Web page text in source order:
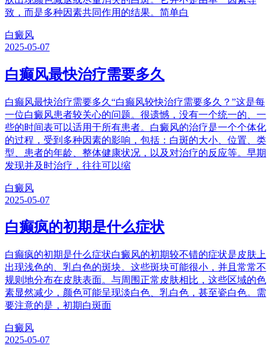
致，而是多种因素共同作用的结果。简单白
白癜风
2025-05-07
白癫风最快治疗需要多久
白癫风最快治疗需要多久“白癫风较快治疗需要多久？”这是每
一位白癜风患者较关心的问题。很遗憾，没有一个统一的、一
些的时间表可以适用于所有患者。白癜风的治疗是一个个体化
的过程，受到多种因素的影响，包括：白斑的大小、位置、类
型、患者的年龄、整体健康状况，以及对治疗的反应等。早期
发现并及时治疗，往往可以缩
白癜风
2025-05-07
白癫疯的初期是什么症状
白癫疯的初期是什么症状白癜风的初期较不错的症状是皮肤上
出现浅色的、乳白色的斑块。这些斑块可能很小，并且常常不
规则地分布在皮肤表面。与周围正常皮肤相比，这些区域的色
素显然减少，颜色可能呈现淡白色、乳白色，甚至瓷白色。需
要注意的是，初期白斑面
白癜风
2025-05-07